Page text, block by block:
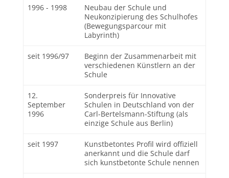
1996 - 1998
Neubau der Schule und
Neukonzipierung des Schulhofes
(Bewegungsparcour mit
Labyrinth)
seit 1996/97
Beginn der Zusammenarbeit mit
verschiedenen Künstlern an der
Schule
12.
September
1996
Sonderpreis für Innovative
Schulen in Deutschland von der
Carl-Bertelsmann-Stiftung (als
einzige Schule aus Berlin)
seit 1997
Kunstbetontes Profil wird offiziell
anerkannt und die Schule darf
sich kunstbetonte Schule nennen